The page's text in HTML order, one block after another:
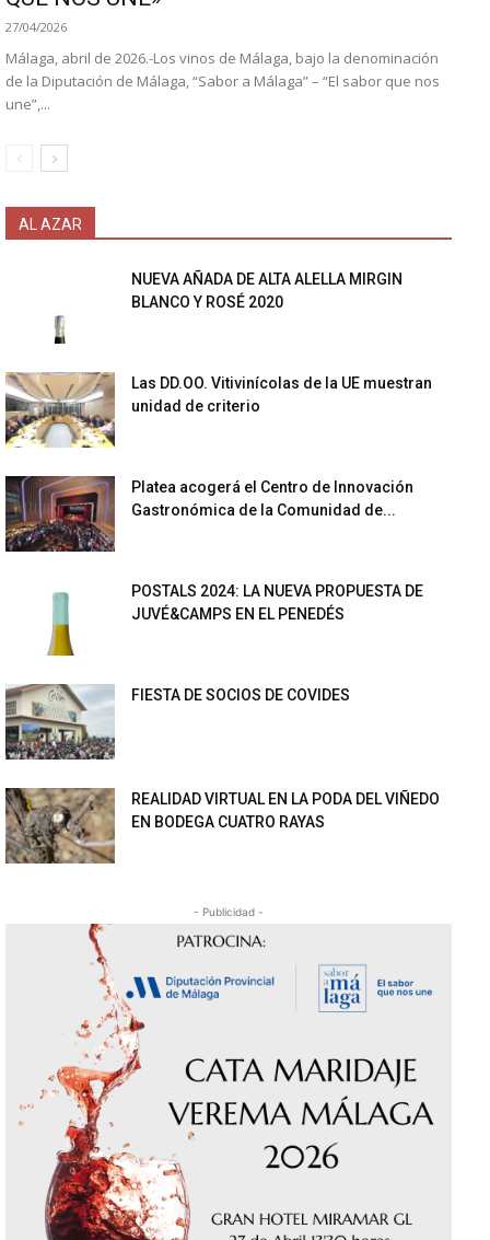
27/04/2026
Málaga, abril de 2026.-Los vinos de Málaga, bajo la denominación
de la Diputación de Málaga, “Sabor a Málaga” – “El sabor que nos
une”,...
AL AZAR
NUEVA AÑADA DE ALTA ALELLA MIRGIN
BLANCO Y ROSÉ 2020
Las DD.OO. Vitivinícolas de la UE muestran
unidad de criterio
Platea acogerá el Centro de Innovación
Gastronómica de la Comunidad de...
POSTALS 2024: LA NUEVA PROPUESTA DE
JUVÉ&CAMPS EN EL PENEDÉS
FIESTA DE SOCIOS DE COVIDES
REALIDAD VIRTUAL EN LA PODA DEL VIÑEDO
EN BODEGA CUATRO RAYAS
- Publicidad -